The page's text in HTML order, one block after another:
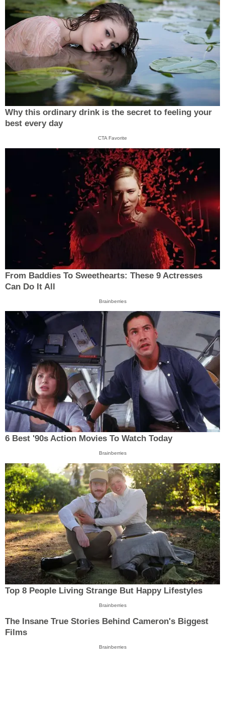
Why this ordinary drink is the secret to feeling your
best every day
CTA Favorite
From Baddies To Sweethearts: These 9 Actresses
Can Do It All
Brainberries
6 Best '90s Action Movies To Watch Today
Brainberries
Top 8 People Living Strange But Happy Lifestyles
Brainberries
The Insane True Stories Behind Cameron's Biggest
Films
Brainberries